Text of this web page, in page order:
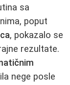
sa
poput
, pokazalo se
rezultate.
nege posle